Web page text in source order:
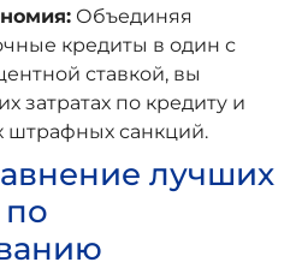
Объединяя
кредиты в один с
ставкой, вы
затратах по кредиту и
штрафных санкций.
лучших